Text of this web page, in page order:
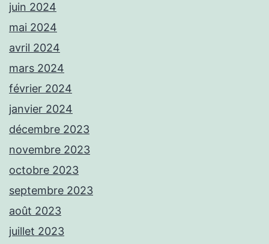
juin 2024
mai 2024
avril 2024
mars 2024
février 2024
janvier 2024
décembre 2023
novembre 2023
octobre 2023
septembre 2023
août 2023
juillet 2023